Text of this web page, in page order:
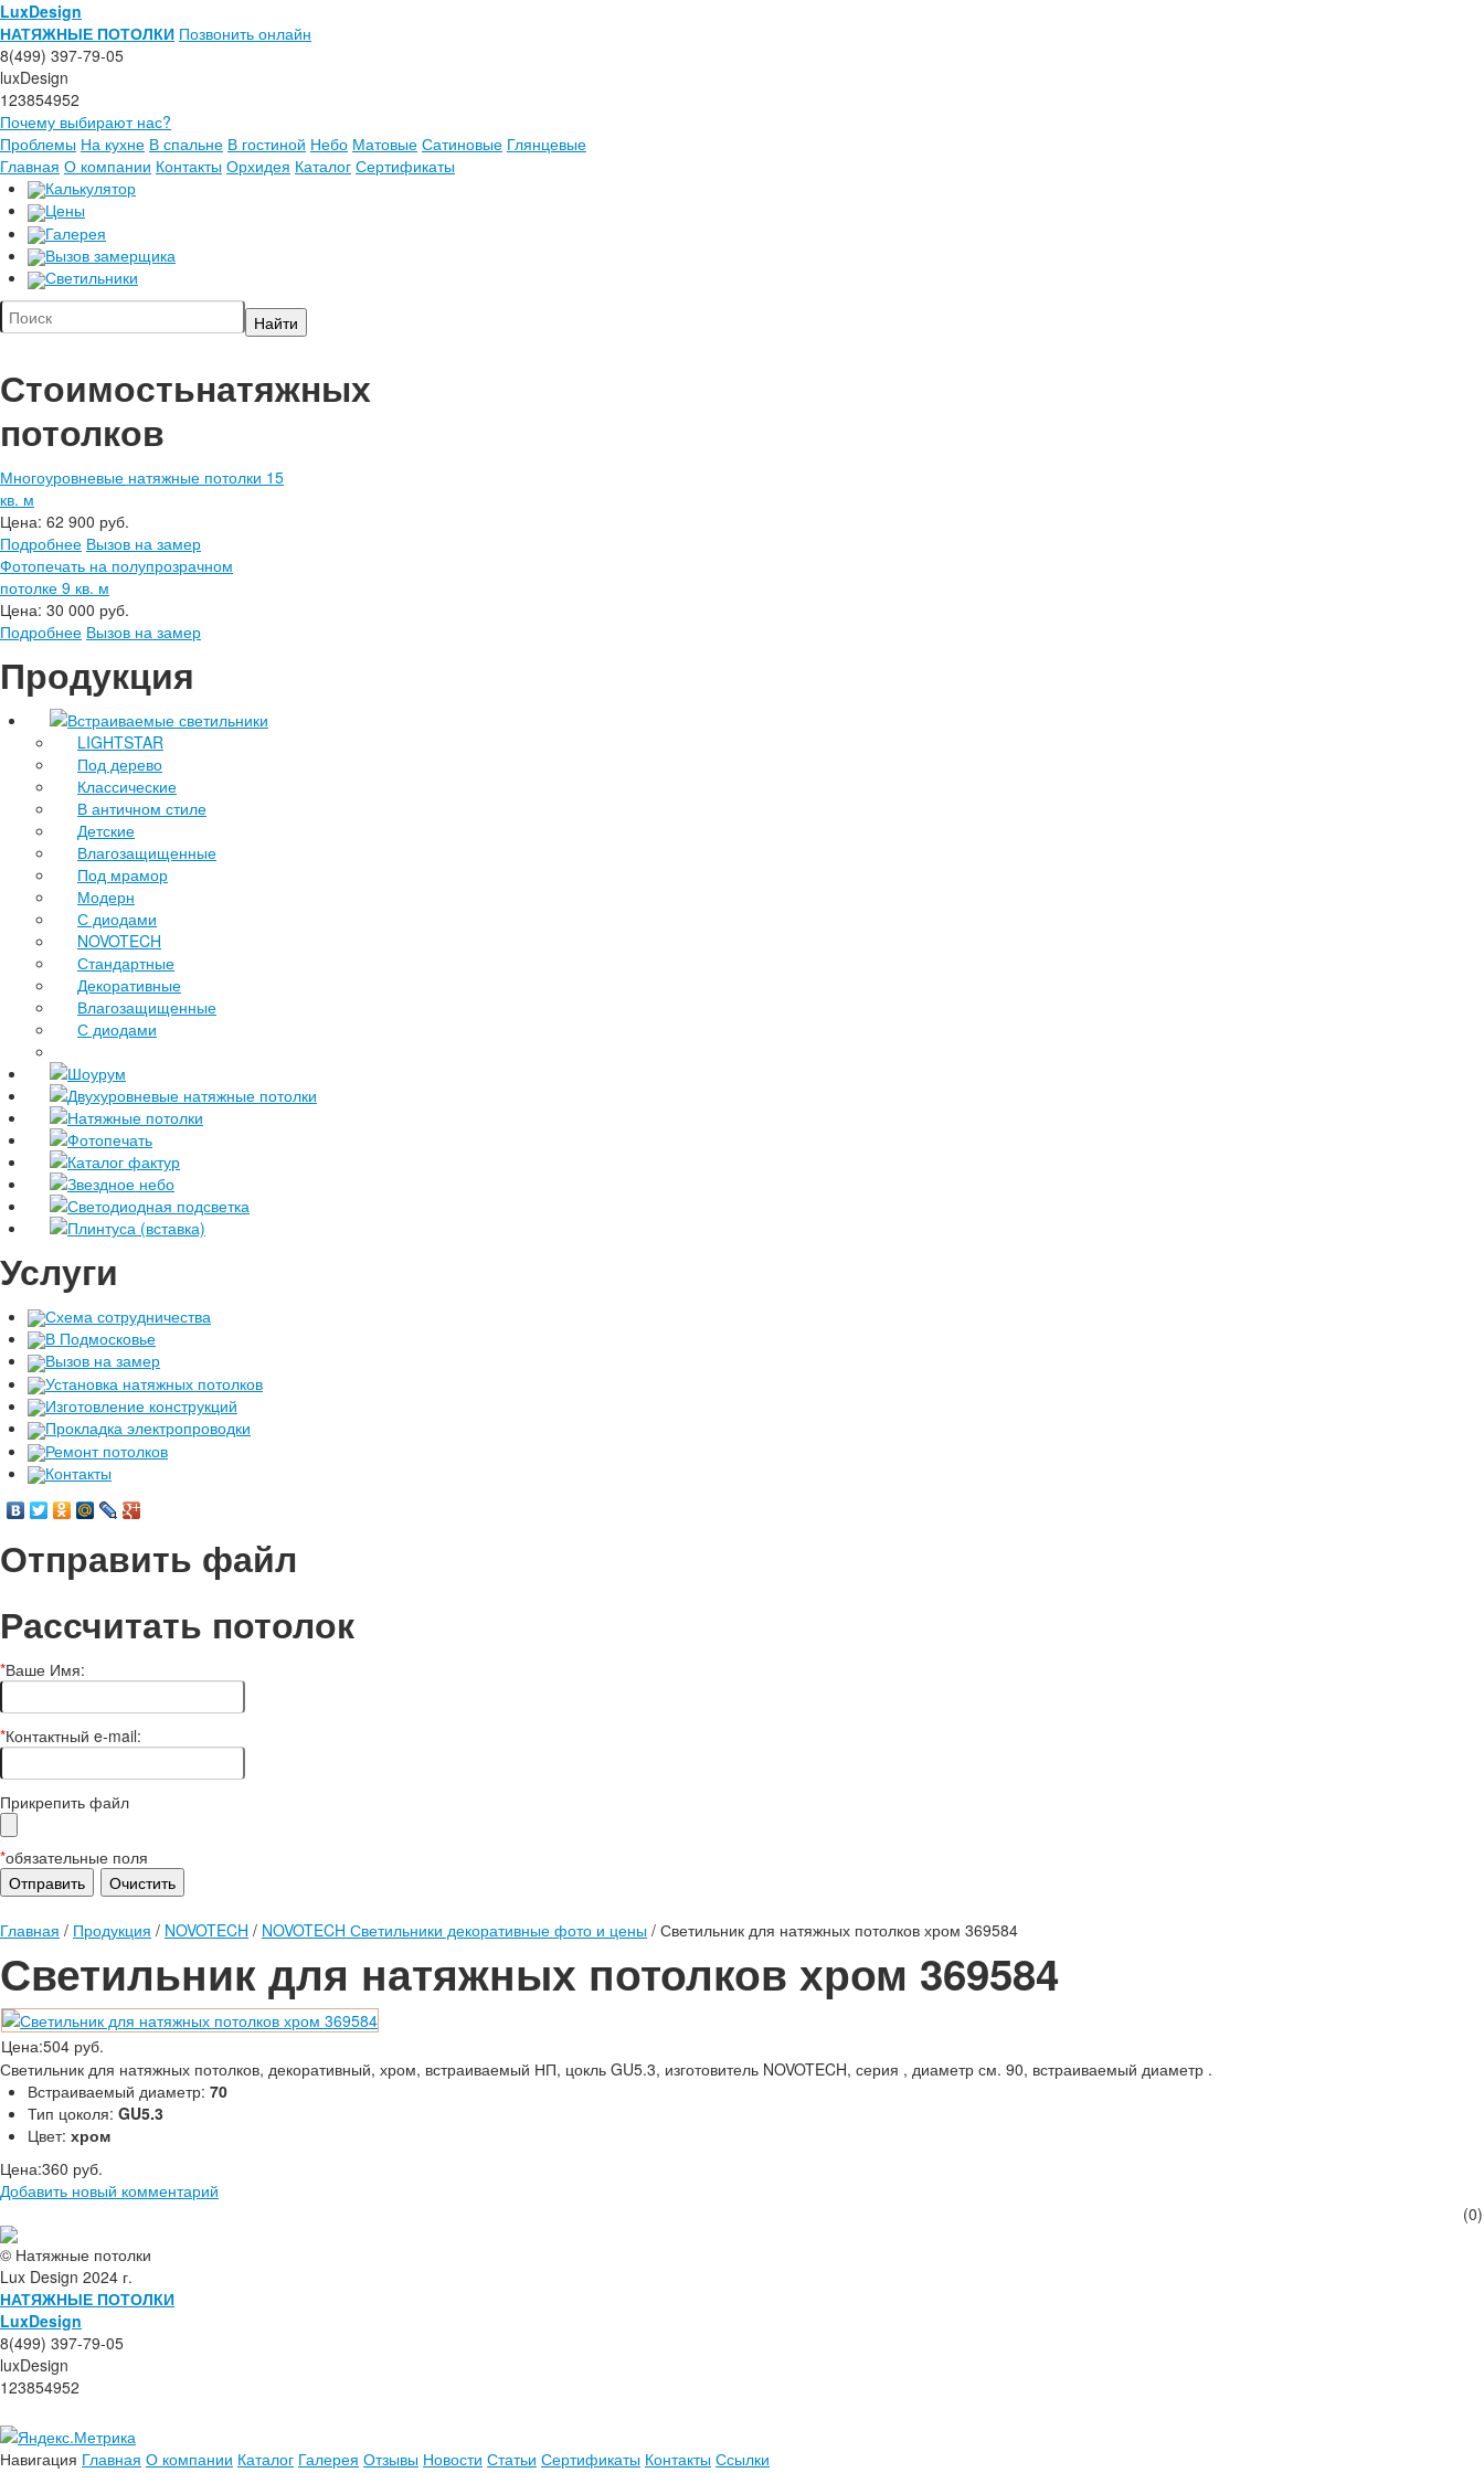
LuxDesign
НАТЯЖНЫЕ ПОТОЛКИ Позвонить онлайн
8(499) 397-79-05
luxDesign
123854952
Почему выбирают нас?
Проблемы На кухне В спальне В гостиной Небо Матовые Сатиновые Глянцевые
Главная О компании Контакты Орхидея Каталог Сертификаты
Калькулятор
Цены
Галерея
Вызов замерщика
Светильники
Стоимостьнатяжных
потолков
Многоуровневые натяжные потолки 15
кв. м
Цена: 62 900 руб.
Подробнее Вызов на замер
Фотопечать на полупрозрачном
потолке 9 кв. м
Цена: 30 000 руб.
Подробнее Вызов на замер
Продукция
Встраиваемые светильники
LIGHTSTAR
Под дерево
Классические
В античном стиле
Детские
Влагозащищенные
Под мрамор
Модерн
С диодами
NOVOTECH
Стандартные
Декоративные
Влагозащищенные
С диодами
Шоурум
Двухуровневые натяжные потолки
Натяжные потолки
Фотопечать
Каталог фактур
Звездное небо
Светодиодная подсветка
Плинтуса (вставка)
Услуги
Схема сотрудничества
В Подмосковье
Вызов на замер
Установка натяжных потолков
Изготовление конструкций
Прокладка электропроводки
Ремонт потолков
Контакты
Отправить файл
Рассчитать потолок
*Ваше Имя:
*Контактный e-mail:
Прикрепить файл
*обязательные поля
Главная / Продукция / NOVOTECH / NOVOTECH Светильники декоративные фото и цены / Светильник для натяжных потолков хром 369584
Светильник для натяжных потолков хром 369584
Цена:504 руб.
Светильник для натяжных потолков, декоративный, хром, встраиваемый НП, цокль GU5.3, изготовитель NOVOTECH, серия , диаметр см. 90, встраиваемый диаметр .
Встраиваемый диаметр: 70
Тип цоколя: GU5.3
Цвет: хром
Цена:360 руб.
Добавить новый комментарий
(0)
© Натяжные потолки
Lux Design 2024 г.
НАТЯЖНЫЕ ПОТОЛКИ
LuxDesign
8(499) 397-79-05
luxDesign
123854952
Навигация Главная О компании Каталог Галерея Отзывы Новости Статьи Сертификаты Контакты Ссылки